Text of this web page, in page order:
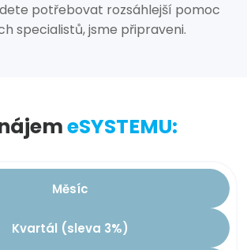
potřebovat rozsáhlejší pomoc
specialistů, jsme připraveni.
eSYSTEMU:
Měsíc
Kvartál (sleva 3%)